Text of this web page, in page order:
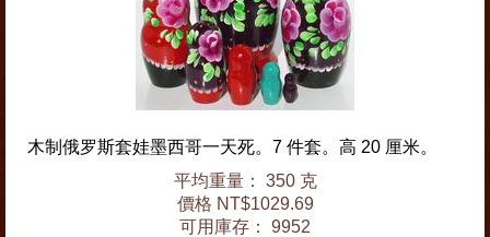
木制俄罗斯套娃墨西哥一天死。7 件套。高 20 厘米。
平均重量： 350 克
價格 NT$1029.69
可用庫存： 9952